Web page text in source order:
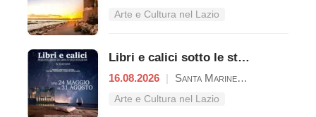
Arte e Cultura nel Lazio
Libri e calici sotto le stelle del Castello
16.08.2026 | Santa Marinella
Arte e Cultura nel Lazio